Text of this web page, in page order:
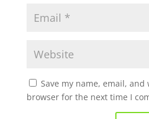
Save my name, email,
browser for the next time I